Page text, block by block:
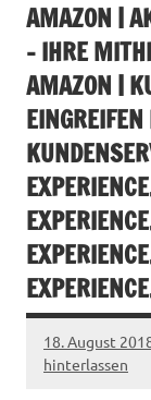
AMAZON |
– IHRE
AMAZON |
18. August
hinterlassen